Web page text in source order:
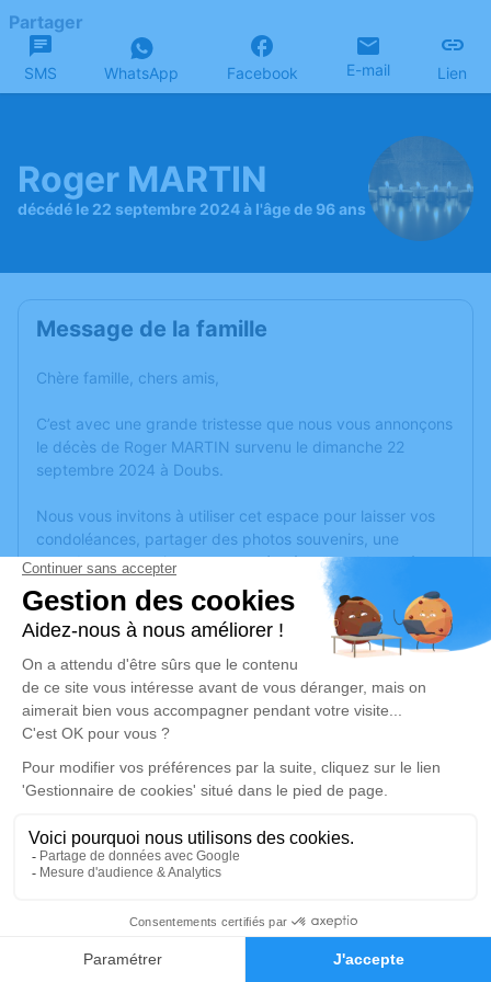
Faire-part Hommages
Partager
SMS WhatsApp Facebook E-mail Lien
Roger MARTIN
décédé le 22 septembre 2024 à l'âge de 96 ans
Message de la famille
Chère famille, chers amis,
C’est avec une grande tristesse que nous vous annonçons
le décès de Roger MARTIN survenu le dimanche 22
septembre 2024 à Doubs.
Nous vous invitons à utiliser cet espace pour laisser vos
condoléances, partager des photos souvenirs, une
anecdote ou exprimer vos pensées à travers des poèmes
ou des textes. Cet endroit est un lieu d'expression dédié à
honorer la mémoire de Roger MARTIN.
Un service de plantation d’arbre hommage estdisponible
mercredi 25 septembre 2024 à 14h30
Chambre Funeraire du Gra de Pontarlier
10 Rue Charles Maire